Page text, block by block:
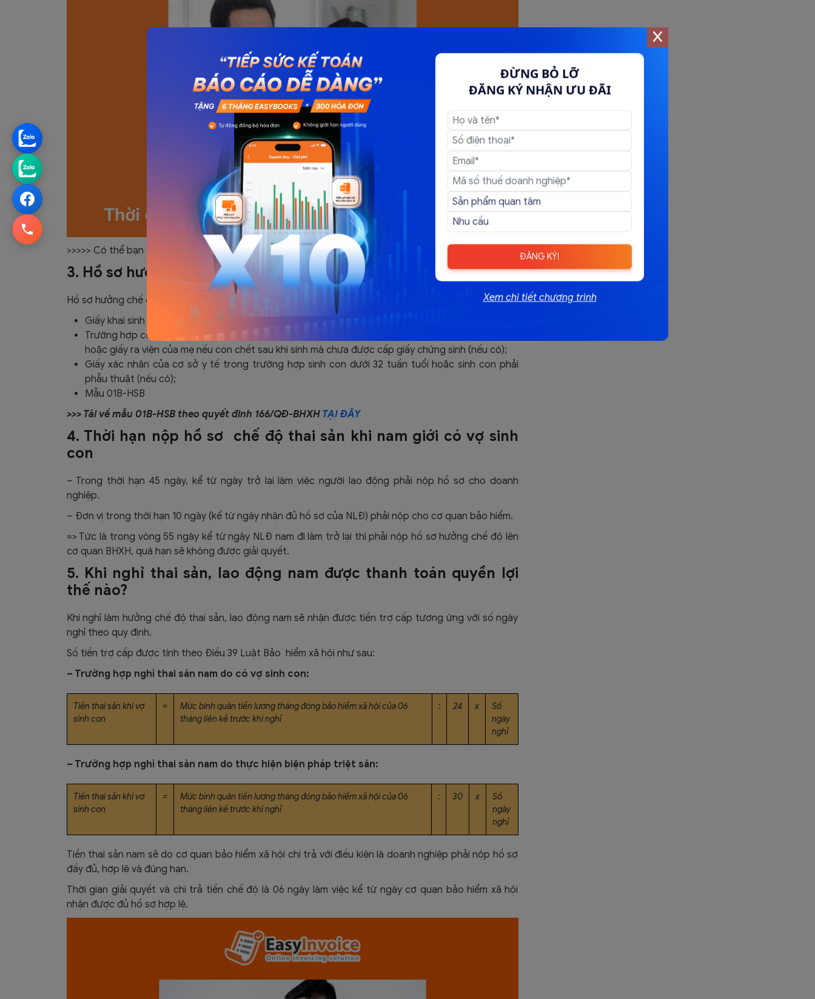
ĐỪNG BỎ LỠ
ĐĂNG KÝ NHẬN ƯU ĐÃI
ĐĂNG KÝ!
Xem chi tiết chương trình
>>>>> Có thể bạn quan tâm Mẫu Hóa Đơn Vé Máy Bay Điện Tử
3. Hồ sơ hưởng chế độ thai sản khi nam giới có vợ sinh con
Hồ sơ hưởng chế độ thai sản cho nam giói khi có vợ sinh con gồm có:
Giấy khai sinh có họ tên cha; hoặc Giấy chứng sinh + Sổ hộ khẩu;
Trường hợp con chết: Giấy chứng tử hoặc trích lục khai tử của con hoặc trích sao hồ sơ bệnh án
hoặc giấy ra viện của mẹ nếu con chết sau khi sinh mà chưa được cấp giấy chứng sinh (nếu có);
Giấy xác nhận của cơ sở y tế trong trường hợp sinh con dưới 32 tuần tuổi hoặc sinh con phải
phẫu thuật (nếu có);
Mẫu 01B-HSB
>>> Tải về mẫu 01B-HSB theo quyết đinh 166/QĐ-BHXH TẠI ĐÂY
4. Thời hạn nộp hồ sơ chế độ thai sản khi nam giới có vợ sinh
con
– Trong thời hạn 45 ngày, kể từ ngày trở lại làm việc người lao động phải nộp hồ sơ cho doanh
nghiệp.
– Đơn vị trong thời hạn 10 ngày (kể từ ngày nhận đủ hồ sơ của NLĐ) phải nộp cho cơ quan bảo hiểm.
=> Tức là trong vòng 55 ngày kể từ ngày NLĐ nam đi làm trở lại thì phải nộp hồ sơ hưởng chế độ lên
cơ quan BHXH, quá hạn sẽ không được giải quyết.
5. Khi nghỉ thai sản, lao động nam được thanh toán quyền lợi
thế nào?
Khi nghỉ làm hưởng chế độ thai sản, lao động nam sẽ nhận được tiền trợ cấp tương ứng với số ngày
nghỉ theo quy định.
Số tiền trợ cấp được tính theo Điều 39 Luật Bảo hiểm xã hội như sau:
– Trường hợp nghỉ thai sản nam do có vợ sinh con:
Tiền thai sản khi vợ
sinh con
=
Mức bình quân tiền lương tháng đóng bảo hiểm xã hội của 06
tháng liên kề trước khi nghỉ
: 24 x
Số
ngày
nghỉ
– Trường hợp nghỉ thai sản nam do thực hiện biện pháp triệt sản:
Tiền thai sản khi vợ
sinh con
=
Mức bình quân tiền lương tháng đóng bảo hiểm xã hội của 06
tháng liên kề trước khi nghỉ
: 30 x
Số
ngày
nghỉ
Tiền thai sản nam sẽ do cơ quan bảo hiểm xã hội chi trả với điều kiện là doanh nghiệp phải nộp hồ sơ
đầy đủ, hợp lệ và đúng hạn.
Thời gian giải quyết và chi trả tiền chế độ là 06 ngày làm việc kể từ ngày cơ quan bảo hiểm xã hội
nhận được đủ hồ sơ hợp lệ.